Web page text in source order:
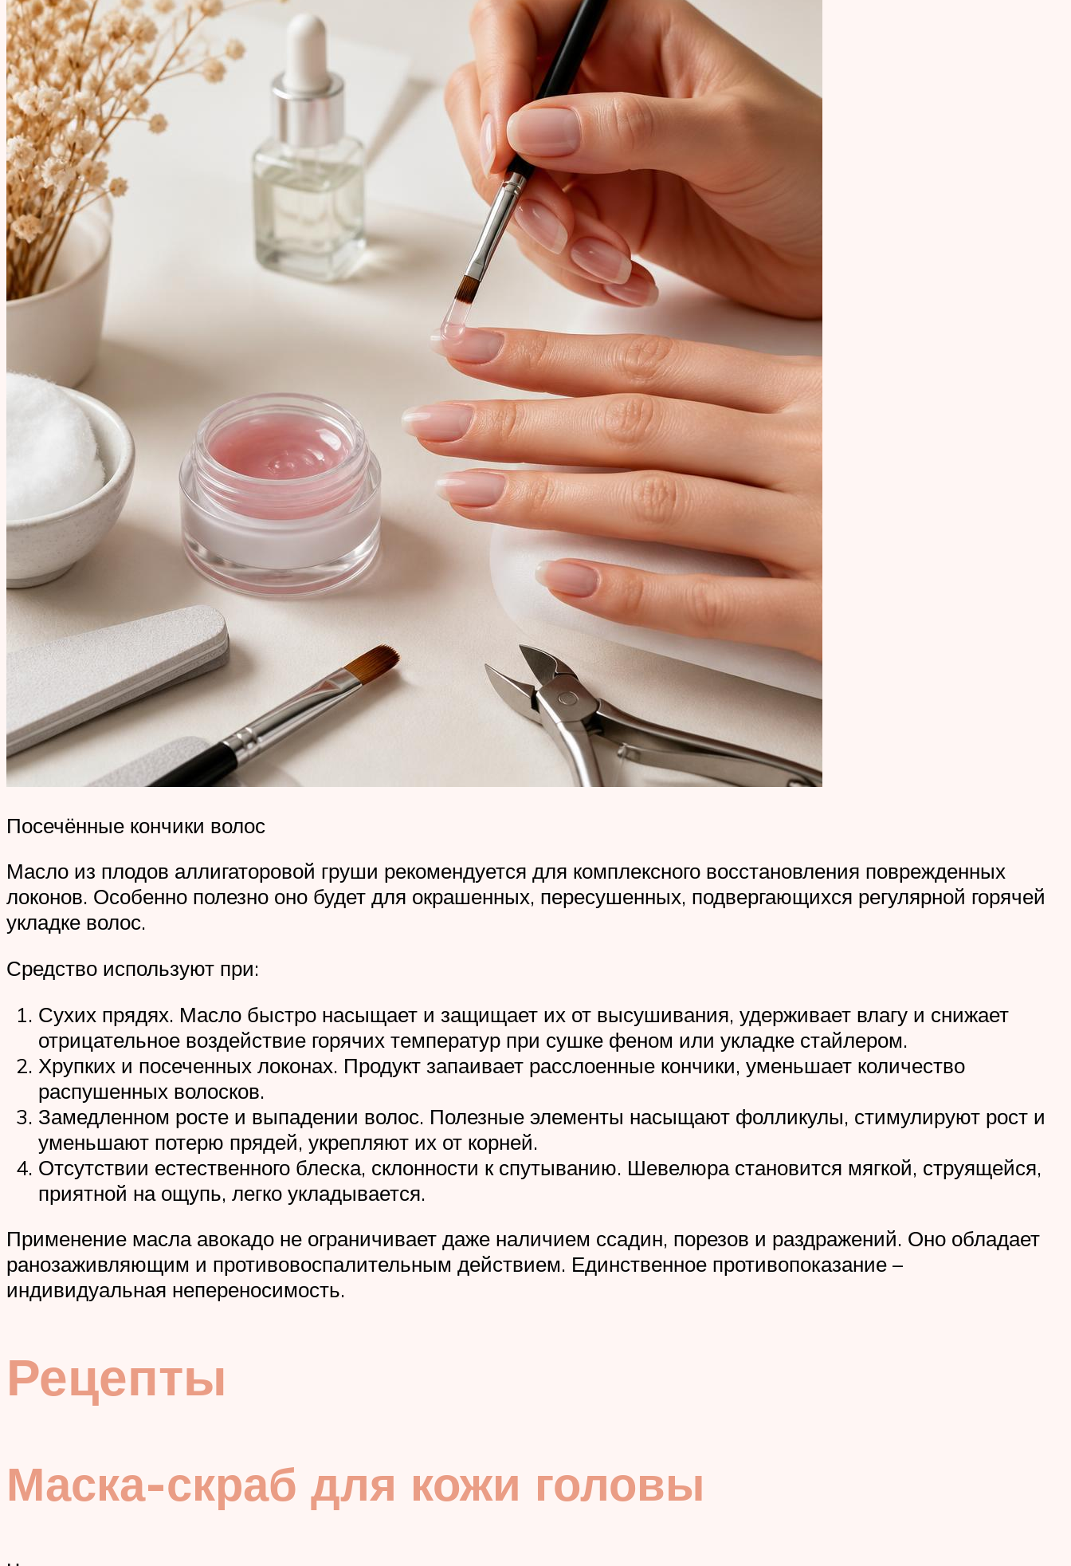
Посечённые кончики волос
Масло из плодов аллигаторовой груши рекомендуется для комплексного восстановления поврежденных
локонов. Особенно полезно оно будет для окрашенных, пересушенных, подвергающихся регулярной горячей
укладке волос.
Средство используют при:
Сухих прядях. Масло быстро насыщает и защищает их от высушивания, удерживает влагу и снижает
отрицательное воздействие горячих температур при сушке феном или укладке стайлером.
Хрупких и посеченных локонах. Продукт запаивает расслоенные кончики, уменьшает количество
распушенных волосков.
Замедленном росте и выпадении волос. Полезные элементы насыщают фолликулы, стимулируют рост и
уменьшают потерю прядей, укрепляют их от корней.
Отсутствии естественного блеска, склонности к спутыванию. Шевелюра становится мягкой, струящейся,
приятной на ощупь, легко укладывается.
Применение масла авокадо не ограничивает даже наличием ссадин, порезов и раздражений. Оно обладает
ранозаживляющим и противовоспалительным действием. Единственное противопоказание –
индивидуальная непереносимость.
Рецепты
Маска-скраб для кожи головы